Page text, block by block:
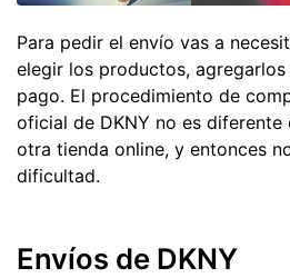
Para pedir el envío vas a
elegir los productos,
pago. El procedimiento de
oficial de DKNY no es diferente
otra tienda online, y entonces
dificultad.
Envíos de DKNY